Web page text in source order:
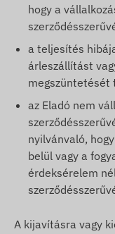
hogy a
a teljesítés
árleszállítást
megszüntetését
az Eladó nem
nyilvánvaló,
belül vagy a
érdeksérelem
A kijavításra vagy